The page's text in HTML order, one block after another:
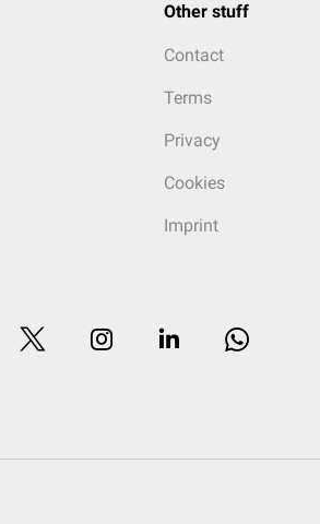
Other stuff
Contact
Terms
Privacy
Cookies
Imprint